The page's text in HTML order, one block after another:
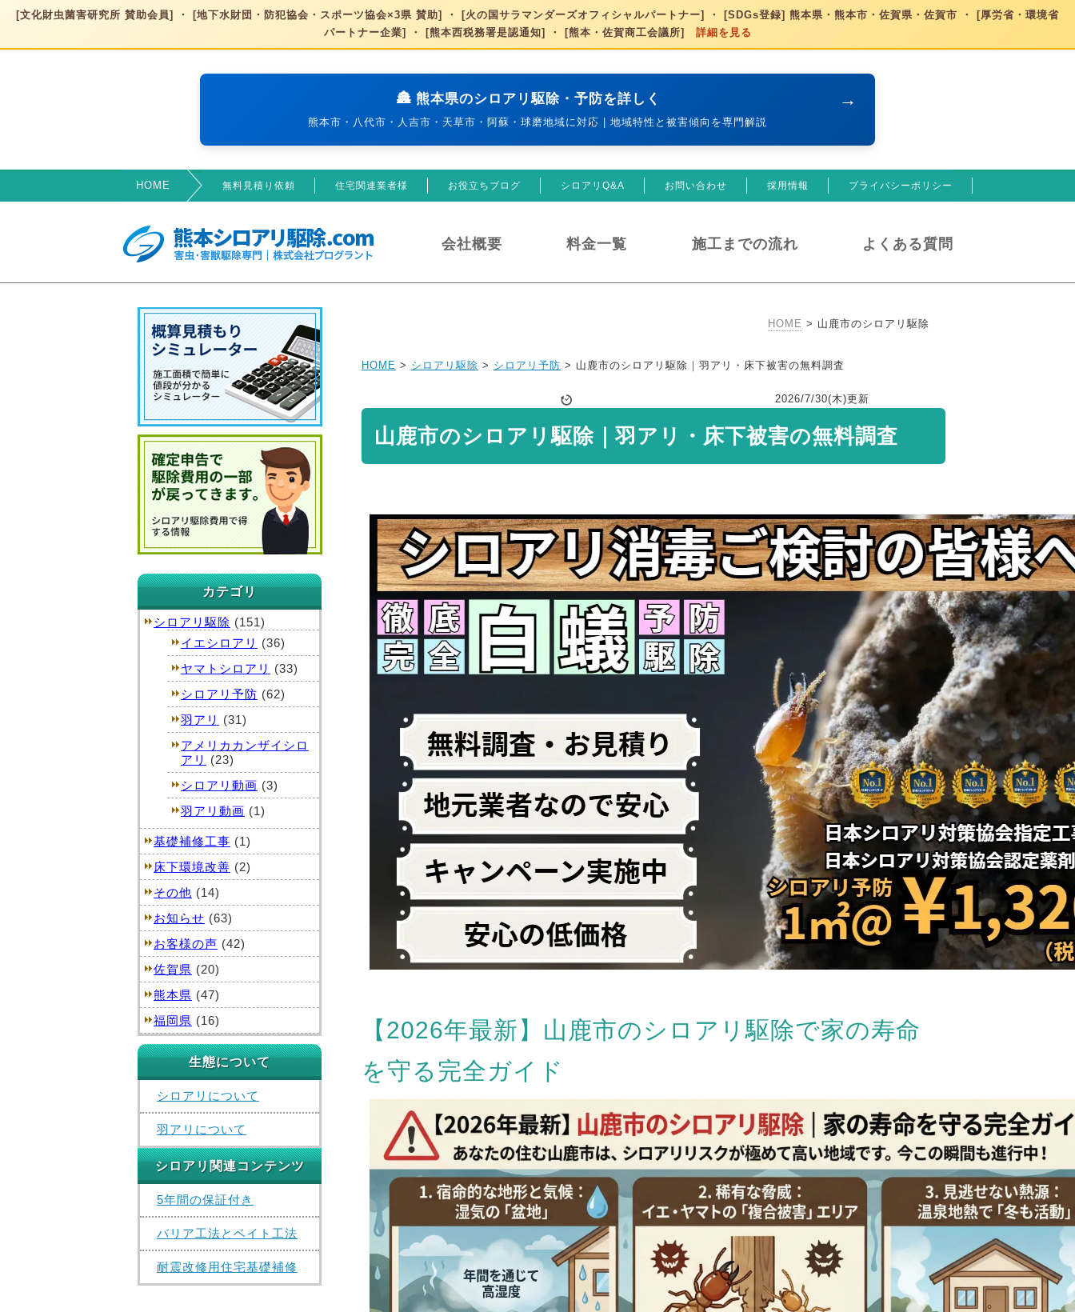
[文化財虫菌害研究所 賛助会員] ・ [地下水財団・防犯協会・スポーツ協会×3県 賛助] ・ [火の国サラマンダーズオフィシャルパートナー] ・ [SDGs登録] 熊本県・熊本市・佐賀県・佐賀市 ・ [厚労省・環境省
パートナー企業] ・ [熊本西税務署是認通知] ・ [熊本・佐賀商工会議所] 詳細を見る
→
🏯 熊本県のシロアリ駆除・予防を詳しく
熊本市・八代市・人吉市・天草市・阿蘇・球磨地域に対応 | 地域特性と被害傾向を専門解説
HOME 無料見積り依頼 住宅関連業者様 お役立ちブログ シロアリQ&A お問い合わせ 採用情報 プライバシーポリシー
会社概要 料金一覧 施工までの流れ よくある質問
HOME > 山鹿市のシロアリ駆除
HOME > シロアリ駆除 > シロアリ予防 > 山鹿市のシロアリ駆除｜羽アリ・床下被害の無料調査
2026/7/30(木)更新
山鹿市のシロアリ駆除｜羽アリ・床下被害の無料調査
【2026年最新】山鹿市のシロアリ駆除で家の寿命
を守る完全ガイド
カテゴリ
シロアリ駆除 (151)
イエシロアリ
(36)
ヤマトシロアリ
(33)
シロアリ予防 (62)
羽アリ
(31)
アメリカカンザイシロ
アリ
(23)
シロアリ動画 (3)
羽アリ動画 (1)
基礎補修工事 (1)
床下環境改善 (2)
その他 (14)
お知らせ (63)
お客様の声 (42)
佐賀県 (20)
熊本県 (47)
福岡県 (16)
生態について
シロアリについて
羽アリについて
シロアリ関連コンテンツ
5年間の保証付き
バリア工法とベイト工法
耐震改修用住宅基礎補修